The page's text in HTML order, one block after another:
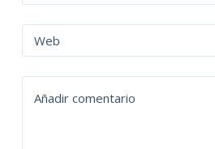
Web
Añadir comentario
a
t